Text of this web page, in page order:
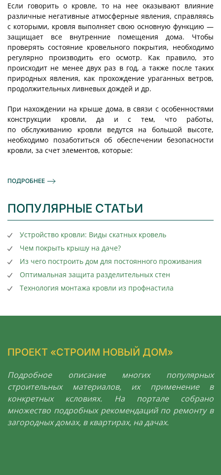
Если говорить о кровле, то на нее оказывают влияние
различные негативные атмосферные явления, справляясь
с которыми, кровля выполняет свою основную функцию —
защищает все внутренние помещения дома. Чтобы
проверять состояние кровельного покрытия, необходимо
регулярно производить его осмотр. Как правило, это
происходит не менее двух раз в год, а также после таких
природных явления, как прохождение ураганных ветров,
продолжительных ливневых дождей и др.
При нахождении на крыше дома, в связи с особенностями
конструкции кровли, да и с тем, что работы,
по обслуживанию кровли ведутся на большой высоте,
необходимо позаботиться об обеспечении безопасности
кровли, за счет элементов, которые:
ПОДРОБНЕЕ
ПОПУЛЯРНЫЕ СТАТЬИ
Устройство кровли: Виды скатных кровель
Чем покрыть крышу на даче?
Из чего построить дом для постоянного проживания
Оптимальная защита разделительных стен
Технология монтажа кровли из профнастила
ПРОЕКТ «СТРОИМ НОВЫЙ ДОМ»
Подробное описание многих популярных
строительных материалов, их применение в
конкретных ксловиях. На портале собрано
множество подробных рекомендаций по ремонту в
загородных домах, в квартирах, на дачах.